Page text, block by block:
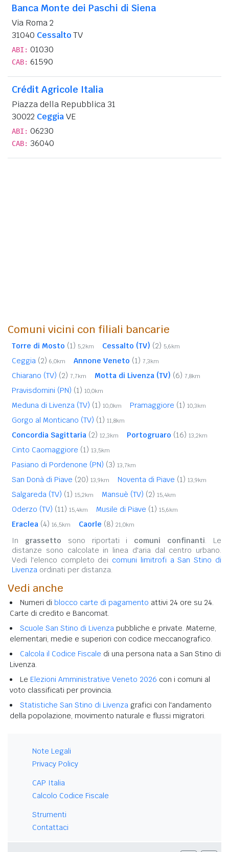
Banca Monte dei Paschi di Siena
Via Roma 2
31040 CessaltoTV
ABI: 01030
CAB: 61590
Crédit Agricole Italia
Piazza della Repubblica 31
30022 CeggiaVE
ABI: 06230
CAB: 36040
Comuni vicini con filiali bancarie
Torre di Mosto (1) 5,2km Cessalto (TV) (2) 5,6km
Ceggia (2) 6,0km Annone Veneto (1) 7,3km
Chiarano (TV) (2) 7,7km Motta di Livenza (TV) (6) 7,8km
Pravisdomini (PN) (1) 10,0km
Meduna di Livenza (TV) (1) 10,0km Pramaggiore (1) 10,3km
Gorgo al Monticano (TV) (1) 11,8km
Concordia Sagittaria (2) 12,3km Portogruaro (16) 13,2km
Cinto Caomaggiore (1) 13,5km
Pasiano di Pordenone (PN) (3) 13,7km
San Donà di Piave (20) 13,9km Noventa di Piave (1) 13,9km
Salgareda (TV) (1) 15,2km Mansuè (TV) (2) 15,4km
Oderzo (TV) (11) 15,4km Musile di Piave (1) 15,6km
Eraclea (4) 16,5km Caorle (8) 21,0km
In grassetto sono riportati i comuni confinanti. Le
distanze sono calcolate in linea d'aria dal centro urbano.
Vedi l'elenco completo dei comuni limitrofi a San Stino di
Livenza ordinati per distanza.
Vedi anche
Numeri di blocco carte di pagamento attivi 24 ore su 24.
Carte di credito e Bancomat.
Scuole San Stino di Livenza pubbliche e private. Materne,
elementari, medie e superiori con codice meccanografico.
Calcola il Codice Fiscale di una persona nata a San Stino di
Livenza.
Le Elezioni Amministrative Veneto 2026 con i comuni al
voto classificati per provincia.
Statistiche San Stino di Livenza grafici con l'andamento
della popolazione, movimento naturale e flussi migratori.
Note Legali
Privacy Policy
CAP Italia
Calcolo Codice Fiscale
Strumenti
Contattaci